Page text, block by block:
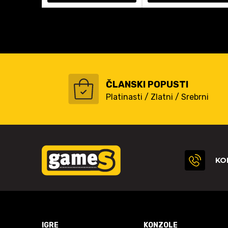
ČLANSKI POPUSTI
Platinasti / Zlatni / Srebrni
IGRE KONZOLE